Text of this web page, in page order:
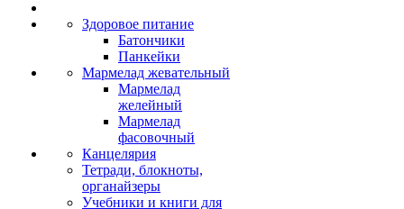
Здоровое питание
Батончики
Панкейки
Мармелад жевательный
Мармелад
желейный
Мармелад
фасовочный
Канцелярия
Тетради, блокноты,
органайзеры
Учебники и книги для